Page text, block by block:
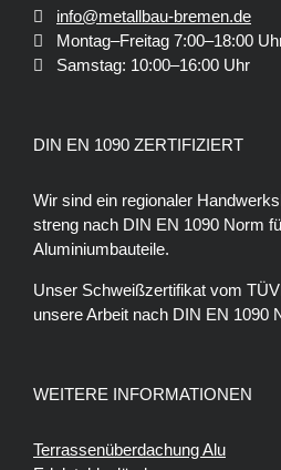
info@metallbau-bremen.de
Montag–Freitag 7:00–18:00
Samstag: 10:00–16:00 Uhr
DIN EN 1090 ZERTIFIZIERT
Wir sind ein regionaler
streng nach DIN EN 1090 Norm
Aluminiumbauteile.
Unser Schweißzertifikat vom
unsere Arbeit nach DIN EN 1090
WEITERE INFORMATIONEN
Terrassenüberdachung Alu